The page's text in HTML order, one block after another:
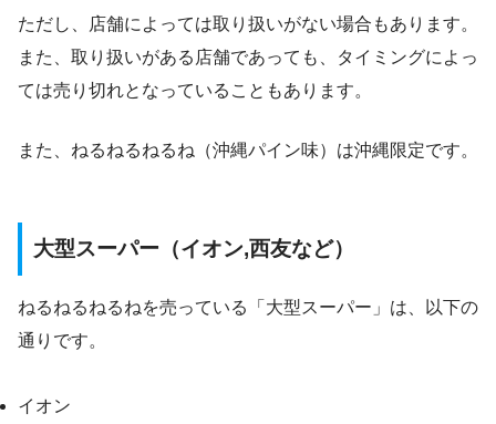
ただし、店舗によっては取り扱いがない場合もあります。
また、取り扱いがある店舗であっても、タイミングによっ
ては売り切れとなっていることもあります。
また、ねるねるねるね（沖縄パイン味）は沖縄限定です。
大型スーパー（イオン,西友など）
ねるねるねるねを売っている「大型スーパー」は、以下の
通りです。
イオン